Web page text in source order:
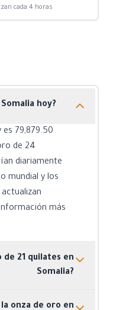
cada 4 horas
hoy?
es 79,879.50
de 24
diariamente
mundial y los
más
de 21 quilates en
Somalia?
onza de oro en